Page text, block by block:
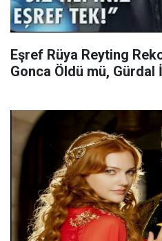
Eşref Rüya Reyting
Gonca Öldü mü, Gürdal